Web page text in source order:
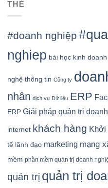
THẺ
#doanh nghiệp
nghiep bài học kinh doanh
nghệ thông tin Công ty
nhân dịch vụ Dữ liệu ERP
ERP Giải pháp quản trị
internet khách hàng
tế lãnh đạo marketing mạng
mềm phần mềm quản trị doanh
quản trị quản trị